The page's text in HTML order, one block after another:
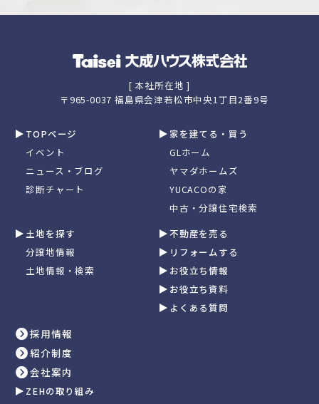
[ 本社所在地 ]
〒965-0037 福島県会津若松市中央1丁目2番9号
TOPページ
イベント
ニュース・ブログ
診断チャート
家を建てる・買う
GLホーム
ヤマダホームズ
YUCACOの家
中古・分譲住宅検索
土地を探す
分譲地情報
土地情報・検索
不動産を売る
リフォームする
お役立ち情報
お役立ち資料
よくある質問
採用情報
紹介制度
会社案内
ZEHの取り組み